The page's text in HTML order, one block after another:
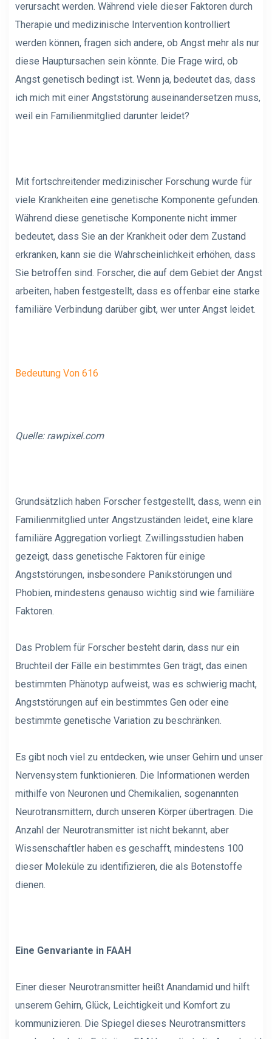
verursacht werden. Während viele dieser Faktoren durch
Therapie und medizinische Intervention kontrolliert
werden können, fragen sich andere, ob Angst mehr als nur
diese Hauptursachen sein könnte. Die Frage wird, ob
Angst genetisch bedingt ist. Wenn ja, bedeutet das, dass
ich mich mit einer Angststörung auseinandersetzen muss,
weil ein Familienmitglied darunter leidet?
Mit fortschreitender medizinischer Forschung wurde für
viele Krankheiten eine genetische Komponente gefunden.
Während diese genetische Komponente nicht immer
bedeutet, dass Sie an der Krankheit oder dem Zustand
erkranken, kann sie die Wahrscheinlichkeit erhöhen, dass
Sie betroffen sind. Forscher, die auf dem Gebiet der Angst
arbeiten, haben festgestellt, dass es offenbar eine starke
familiäre Verbindung darüber gibt, wer unter Angst leidet.
Bedeutung Von 616
Quelle: rawpixel.com
Grundsätzlich haben Forscher festgestellt, dass, wenn ein
Familienmitglied unter Angstzuständen leidet, eine klare
familiäre Aggregation vorliegt. Zwillingsstudien haben
gezeigt, dass genetische Faktoren für einige
Angststörungen, insbesondere Panikstörungen und
Phobien, mindestens genauso wichtig sind wie familiäre
Faktoren.
Das Problem für Forscher besteht darin, dass nur ein
Bruchteil der Fälle ein bestimmtes Gen trägt, das einen
bestimmten Phänotyp aufweist, was es schwierig macht,
Angststörungen auf ein bestimmtes Gen oder eine
bestimmte genetische Variation zu beschränken.
Es gibt noch viel zu entdecken, wie unser Gehirn und unser
Nervensystem funktionieren. Die Informationen werden
mithilfe von Neuronen und Chemikalien, sogenannten
Neurotransmittern, durch unseren Körper übertragen. Die
Anzahl der Neurotransmitter ist nicht bekannt, aber
Wissenschaftler haben es geschafft, mindestens 100
dieser Moleküle zu identifizieren, die als Botenstoffe
dienen.
Eine Genvariante in FAAH
Einer dieser Neurotransmitter heißt Anandamid und hilft
unserem Gehirn, Glück, Leichtigkeit und Komfort zu
kommunizieren. Die Spiegel dieses Neurotransmitters